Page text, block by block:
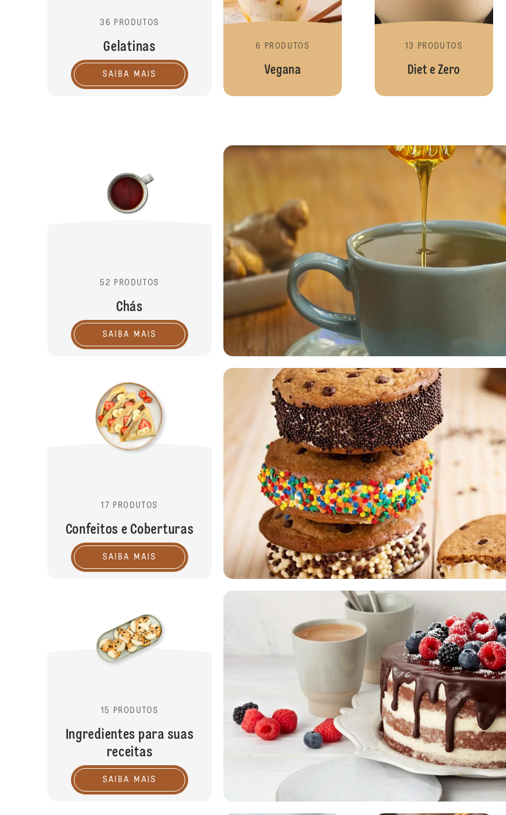
36 PRODUTOS
Gelatinas
SAIBA MAIS
6 PRODUTOS
Vegana
13 PRODUTOS
Diet e Zero
Chás
52 PRODUTOS
Chás
SAIBA MAIS
Confeitos e Coberturas
17 PRODUTOS
Confeitos e Coberturas
SAIBA MAIS
Ingredientes para suas receitas
15 PRODUTOS
Ingredientes para suas
receitas
SAIBA MAIS